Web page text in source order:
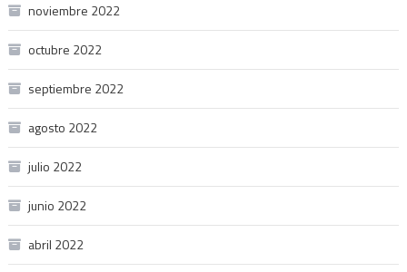
noviembre 2022
octubre 2022
septiembre 2022
agosto 2022
julio 2022
junio 2022
abril 2022